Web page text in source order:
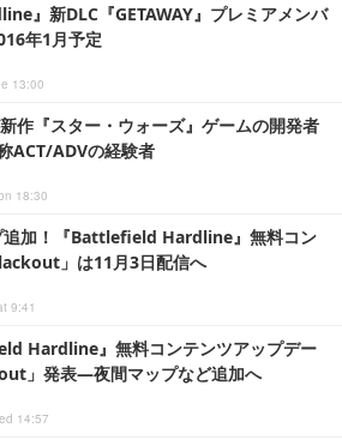
』新DLC『GETAWAY』プレミアメンバ
年1月予定
13:00
作『スター・ウォーズ』ゲームの開発者
ACT/ADVの経験者
18:30
追加！『Battlefield Hardline』無料コン
」は11月3日配信へ
9:41
Hardline』無料コンテンツアップデー
」発表―夜間マップなど追加へ
14:57